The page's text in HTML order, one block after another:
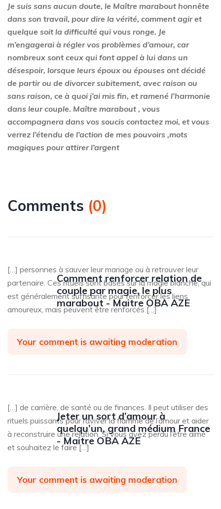
Je suis sans aucun doute, le Maître marabout honnête
dans son travail, pour dire la vérité, comment agir et
quelque soit la difficulté qui vous ronge. Je
m’engagerai à régler vos problèmes d’amour, car
nombreux sont ceux qui font appel à lui dans un
désespoir, lorsque leurs époux ou épouses ont décidé
de partir ou de divorcer subitement, avec raison ou
sans raison, ce à quoi j’ai mis fin, et ramené l’harmonie
dans leur couple. Maître marabout , vous
accompagnera dans vos soucis contactez moi, et vous
verrez l’étendu de l’action de mes pouvoirs ,mots
magiques pour attirer l’argent
Comments (0)
Comment renforcer relation de
couple par magie, le plus
marabout - Maitre OBA AZE
[…] personnes à sauver leur mariage ou à retrouver leur
partenaire. Ces rituels sont basés sur la magie blanche, qui
est généralement suffisante pour renforcer les liens
amoureux, mais peuvent être renforcés […]
Your comment is awaiting moderation
Jeter un sort d’amour à
quelqu’un, grand médium France
- Maitre OBA AZE
[…] de carrière, de santé ou de finances. Il peut utiliser des
rituels puissants pour raviver la flamme de l’amour et aider
à reconstruire une relation. Si vous avez perdu l’être aimé
et souhaitez le faire […]
Your comment is awaiting moderation